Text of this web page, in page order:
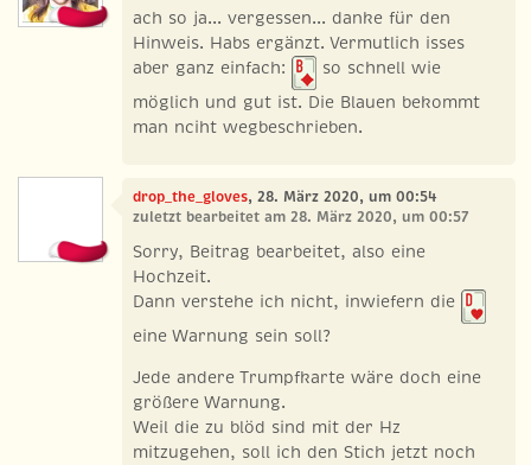
ach so ja... vergessen... danke für den
Hinweis. Habs ergänzt. Vermutlich isses
aber ganz einfach:
so schnell wie
möglich und gut ist. Die Blauen bekommt
man nciht wegbeschrieben.
drop_the_gloves, 28. März 2020, um 00:54
zuletzt bearbeitet am 28. März 2020, um 00:57
Sorry, Beitrag bearbeitet, also eine
Hochzeit.
Dann verstehe ich nicht, inwiefern die
eine Warnung sein soll?
Jede andere Trumpfkarte wäre doch eine
größere Warnung.
Weil die zu blöd sind mit der Hz
mitzugehen, soll ich den Stich jetzt noch